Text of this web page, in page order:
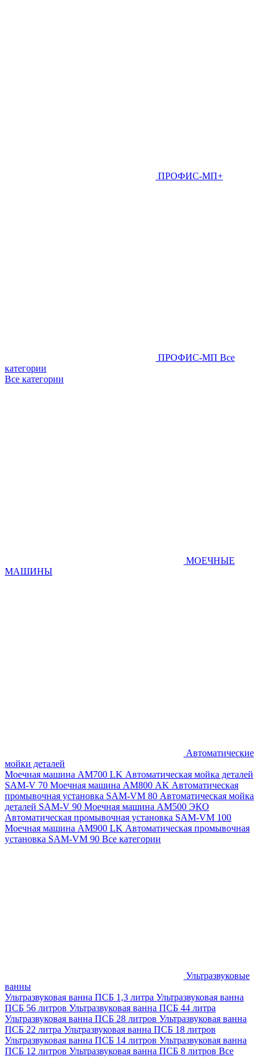
ПРОФИС-МП+
ПРОФИС-МП Все
категории
Все категории
МОЕЧНЫЕ
МАШИНЫ
Автоматические
мойки деталей
Моечная машина AM700 LK Автоматическая мойка деталей
SAM-V 70 Моечная машина АМ800 AK Автоматическая
промывочная установка SAM-VM 80 Автоматическая мойка
деталей SAM-V 90 Моечная машина АМ500 ЭКО
Автоматическая промывочная установка SAM-VM 100
Моечная машина AM900 LK Автоматическая промывочная
установка SAM-VM 90 Все категории
Ультразвуковые
ванны
Ультразвуковая ванна ПСБ 1,3 литра Ультразвуковая ванна
ПСБ 56 литров Ультразвуковая ванна ПСБ 44 литра
Ультразвуковая ванна ПСБ 28 литров Ультразвуковая ванна
ПСБ 22 литра Ультразвуковая ванна ПСБ 18 литров
Ультразвуковая ванна ПСБ 14 литров Ультразвуковая ванна
ПСБ 12 литров Ультразвуковая ванна ПСБ 8 литров Все